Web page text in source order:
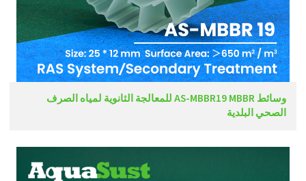
وسائط AS-MBBR19 MBBR للمعالجة الثانوية لمياه الصرف
الصحي البلدية